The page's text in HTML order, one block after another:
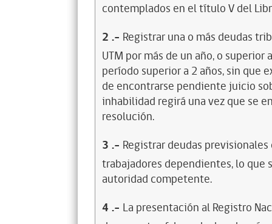
contemplados en el título V del
2 .- Registrar una o más deudas
UTM por más de un año, o
período superior a 2 años, sin que
de encontrarse pendiente juicio
inhabilidad regirá una vez que se
resolución.
3 .- Registrar deudas
trabajadores dependientes, lo
autoridad competente.
4 .- La presentación al Registro